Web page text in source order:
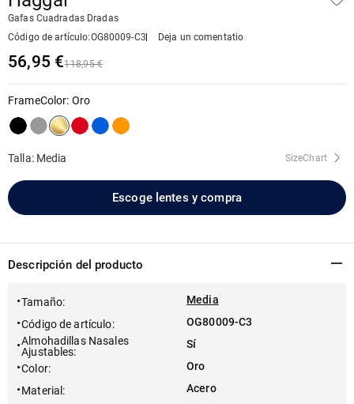
Gafas Cuadradas Dradas
Código de artículo:OG80009-C3 Deja un comentatio
56,95 €118,95 €
FrameColor: Oro
Talla: Media SizeChart
Escoge lentes y compra
Descripción del producto
Tamaño:
Media
Código de artículo:
OG80009-C3
Almohadillas Nasales
Ajustables:
Sí
Color:
Oro
Material :
Acero